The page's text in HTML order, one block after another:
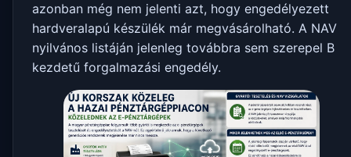
azonban még nem jelenti azt, hogy engedélyezett
hardveralapú készülék már megvásárolható. A NAV
nyilvános listáján jelenleg továbbra sem szerepel B
kezdetű forgalmazási engedély.